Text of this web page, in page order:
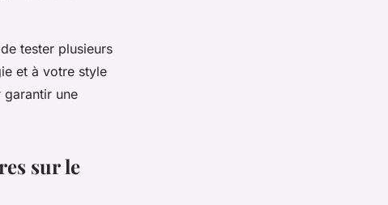
tester plusieurs
et à votre style
une
sur le